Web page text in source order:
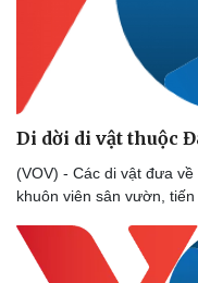
Di dời di vật thuộc
(VOV) - Các di vật đưa
khuôn viên sân vườn,